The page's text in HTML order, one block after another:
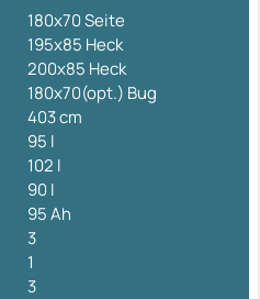
180x70 Seite
195x85 Heck
200x85 Heck
180x70(opt.) Bug
403 cm
95 l
102 l
90 l
95 Ah
3
1
3